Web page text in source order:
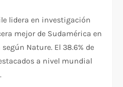
lidera en investigación
mejor de Sudamérica en
Nature. El 38.6% de
a nivel mundial